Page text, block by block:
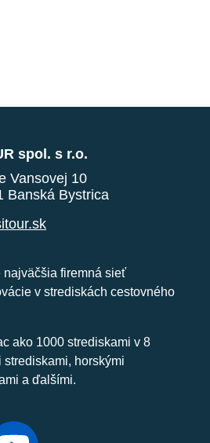
spol. s r.o.
Vansovej 10
Banská Bystrica
najväčšia firemná sieť
v strediskách cestovného
ako 1000 strediskami v 8
horskými
a ďalšími.